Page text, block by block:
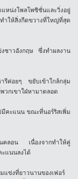
หน่งโพลโพซิชั่นและวิ่งอยู่
ให้สิ่งกีดขวางที่ใหญ่ที่สุด
งชาวอังกฤษ ซึ่งทำผลงาน
รีค่อยๆ ขยับเข้าใกล้กลุ่ม
วกเขาใฝ่หามาตลอด
มีคะแนน ขณะที่นอร์ริสเพิ่ม
นคลอน เนื่องจากทำให้คู่
แนนลงได้
แข่งที่ยาวนานของเฟอร์